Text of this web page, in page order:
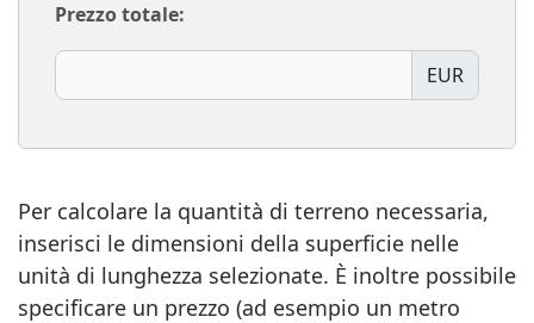
Prezzo totale:
EUR
Per calcolare la quantità di terreno necessaria,
inserisci le dimensioni della superficie nelle
unità di lunghezza selezionate. È inoltre possibile
specificare un prezzo (ad esempio un metro